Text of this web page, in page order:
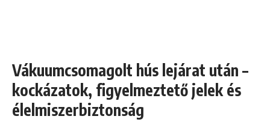
Vákuumcsomagolt hús lejárat után –
kockázatok, figyelmeztető jelek és
élelmiszerbiztonság